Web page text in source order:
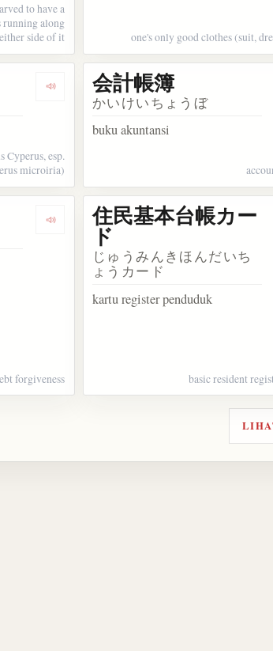
to have a
running along
either side of it
one's only good clothes (suit,
Dengarkan kosakata 蚊帳吊草
Cyperus, esp.
microiria)
会計帳簿
かいけいちょうぼ
buku akuntansi
Dengarkan kosakata 債務帳消し
forgiveness
住民基本台帳カー
ド
じゅうみんきほんだいち
ょうカード
kartu register penduduk
basic resident